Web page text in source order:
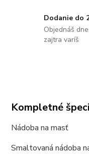
Dodanie do
Objednáš
zajtra varíš
Kompletné
Nádoba na masť
Smaltovaná nádoba